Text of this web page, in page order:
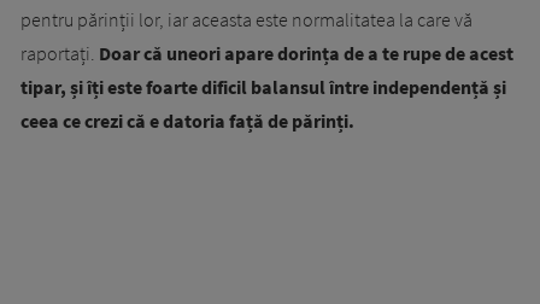
pentru părinții lor, iar aceasta este normalitatea la care vă
raportați. Doar că uneori apare dorința de a te rupe de acest
tipar, și îți este foarte dificil balansul între independență și
ceea ce crezi că e datoria față de părinți.